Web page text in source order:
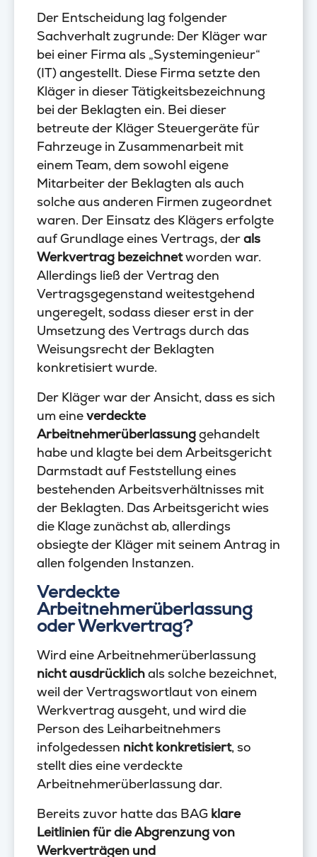
Der Entscheidung lag folgender
Sachverhalt zugrunde: Der Kläger war
bei einer Firma als „Systemingenieur“
(IT) angestellt. Diese Firma setzte den
Kläger in dieser Tätigkeitsbezeichnung
bei der Beklagten ein. Bei dieser
betreute der Kläger Steuergeräte für
Fahrzeuge in Zusammenarbeit mit
einem Team, dem sowohl eigene
Mitarbeiter der Beklagten als auch
solche aus anderen Firmen zugeordnet
waren. Der Einsatz des Klägers erfolgte
auf Grundlage eines Vertrags, derals
Werkvertrag bezeichnetworden war.
Allerdings ließ der Vertrag den
Vertragsgegenstand weitestgehend
ungeregelt, sodass dieser erst in der
Umsetzung des Vertrags durch das
Weisungsrecht der Beklagten
konkretisiert wurde.
Der Kläger war der Ansicht, dass es sich
um eineverdeckte
Arbeitnehmerüberlassunggehandelt
habe und klagte bei dem Arbeitsgericht
Darmstadt auf Feststellung eines
bestehenden Arbeitsverhältnisses mit
der Beklagten. Das Arbeitsgericht wies
die Klage zunächst ab, allerdings
obsiegte der Kläger mit seinem Antrag in
allen folgenden Instanzen.
Verdeckte
Arbeitnehmerüberlassung
oder Werkvertrag?
Wird eine Arbeitnehmerüberlassung
nicht ausdrücklichals solche bezeichnet,
weil der Vertragswortlaut von einem
Werkvertrag ausgeht, und wird die
Person des Leiharbeitnehmers
infolgedessen nicht konkretisiert, so
stellt dies eine verdeckte
Arbeitnehmerüberlassung dar.
Bereits zuvor hatte das BAG klare
Leitlinien für die Abgrenzung von
Werkverträgen und